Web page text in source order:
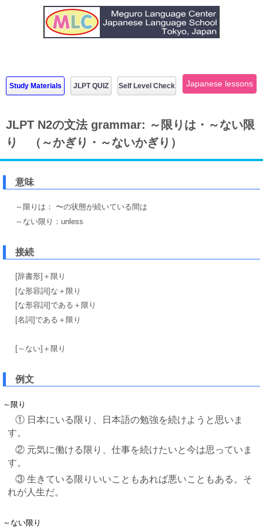
Study Materials JLPT QUIZ Self Level Check Japanese lessons
JLPT N2の文法 grammar: ～限りは・～ない限
り （～かぎり・～ないかぎり）
意味
～限りは： 〜の状態が続いている間は
～ない限り：unless
接続
[辞書形]＋限り
[な形容詞]な＋限り
[な形容詞]である＋限り
[名詞]である＋限り
[～ない]＋限り
例文
～限り
① 日本にいる限り、日本語の勉強を続けようと思いま
す。
② 元気に働ける限り、仕事を続けたいと今は思っていま
す。
③ 生きている限りいいこともあれば悪いこともある。そ
れが人生だ。
～ない限り